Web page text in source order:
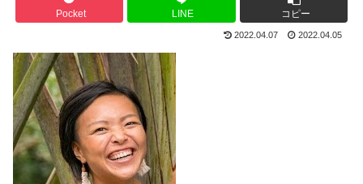
Pocket LINE コピー
2022.04.07 2022.04.05